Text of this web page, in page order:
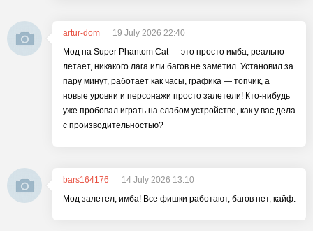
artur-dom
19 July 2026 22:40
Мод на Super Phantom Cat — это просто имба, реально
летает, никакого лага или багов не заметил. Установил за
пару минут, работает как часы, графика — топчик, а
новые уровни и персонажи просто залетели! Кто-нибудь
уже пробовал играть на слабом устройстве, как у вас дела
с производительностью?
bars164176
14 July 2026 13:10
Мод залетел, имба! Все фишки работают, багов нет, кайф.